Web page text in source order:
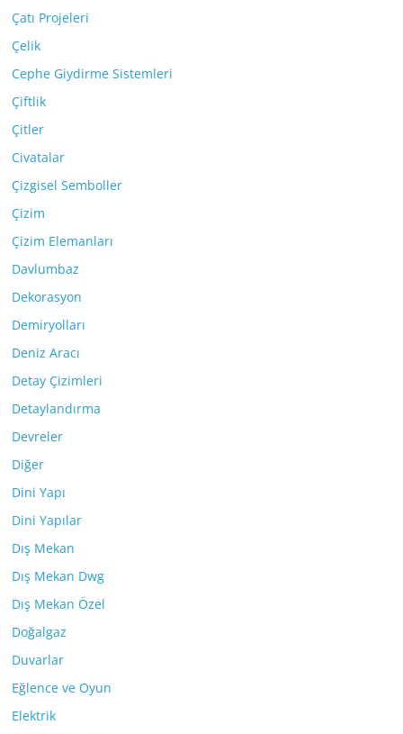
Çatı Projeleri
Çelik
Cephe Giydirme Sistemleri
Çiftlik
Çitler
Civatalar
Çizgisel Semboller
Çizim
Çizim Elemanları
Davlumbaz
Dekorasyon
Demiryolları
Deniz Aracı
Detay Çizimleri
Detaylandırma
Devreler
Diğer
Dini Yapı
Dini Yapılar
Dış Mekan
Dış Mekan Dwg
Dış Mekan Özel
Doğalgaz
Duvarlar
Eğlence ve Oyun
Elektrik